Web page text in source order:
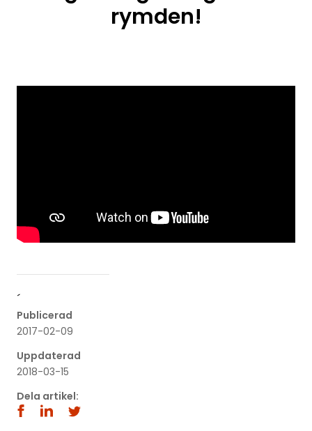
rymden!
´
Publicerad
2017-02-09
Uppdaterad
2018-03-15
Dela artikel: